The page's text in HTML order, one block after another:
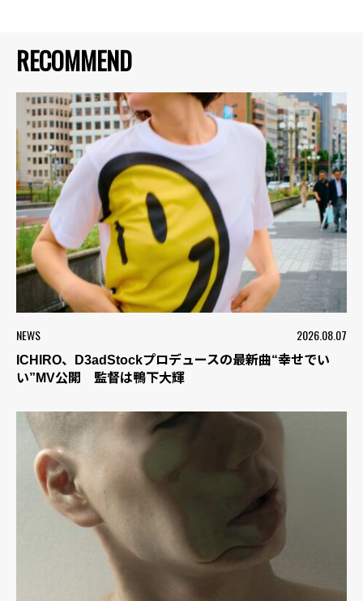
RECOMMEND
NEWS 2026.08.07
ICHIRO、D3adStockプロデュースの最新曲“幸せでい
い”MV公開 監督は鴨下大輝